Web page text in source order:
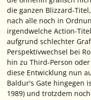
die ganzen Blizzard-
nach alle noch in
irgendwelche Action-
aufgrund schlechter
Perspektivwechsel bei
hin zu Third-Person
diese Entwicklung nun
Baldur's Gate hingegen
1989) und trotzdem